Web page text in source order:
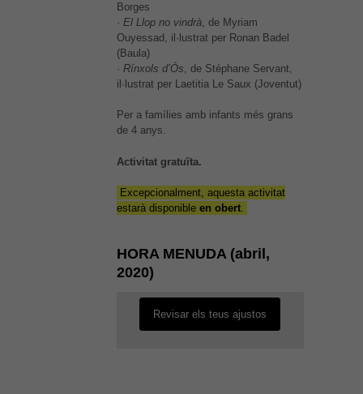
Borges
· El Llop no vindrà, de Myriam
Ouyessad, il·lustrat per Ronan Badel
(Baula)
· Rínxols d’Ós, de Stéphane Servant,
il·lustrat per Laetitia Le Saux (Joventut)
Per a famílies amb infants més grans
de 4 anys.
Activitat gratuïta.
Excepcionalment, aquesta activitat
estarà disponible en obert.
HORA MENUDA (abril,
2020)
És possible que la vostra
és que tinguis l'experiència
Revisar els teus ajustos